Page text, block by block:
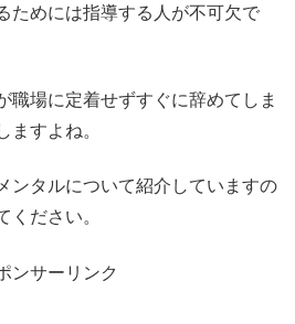
ためには指導する人が不可欠で
職場に定着せずすぐに辞めてしま
ますよね。
ンタルについて紹介していますの
ください。
ンサーリンク